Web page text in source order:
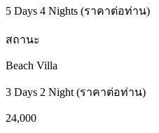
5 Days 4 Nights (ราคาต่อท่าน)
สถานะ
Beach Villa
3 Days 2 Night (ราคาต่อท่าน)
24,000